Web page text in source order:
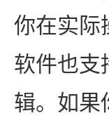
你在实际
软件也支
辑。如果